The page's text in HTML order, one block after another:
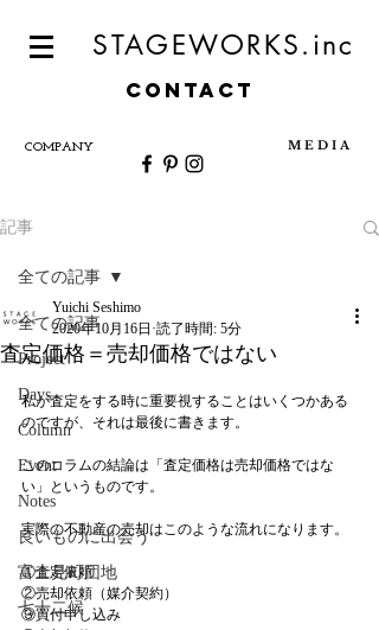
STAGEWORKS.inc
CONTACT
COMPANY M E D I A
記事
全ての記事
Project
Days
Column
Event
Notes
良いものに出会う
富士見町団地
七十二候
全ての記事
査定価格＝売却価格ではない
Yuichi Seshimo
2020年10月16日 読了時間: 5分
私が査定をする時に重要視することはいくつかある
のですが、それは最後に書きます。
このコラムの結論は「査定価格は売却価格ではな
い」というものです。
実際の不動産の売却はこのような流れになります。
①査定依頼
②売却依頼（媒介契約）
③買付申し込み